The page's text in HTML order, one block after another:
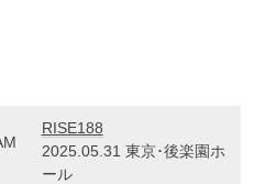
RISE188
2025.05.31 東京･後楽園ホ
ール